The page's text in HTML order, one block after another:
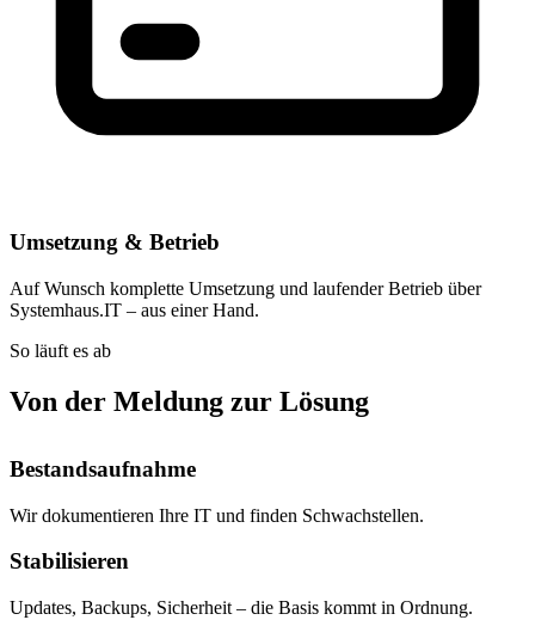
Umsetzung & Betrieb
Auf Wunsch komplette Umsetzung und laufender Betrieb über
Systemhaus.IT – aus einer Hand.
So läuft es ab
Von der Meldung zur Lösung
Bestandsaufnahme
Wir dokumentieren Ihre IT und finden Schwachstellen.
Stabilisieren
Updates, Backups, Sicherheit – die Basis kommt in Ordnung.